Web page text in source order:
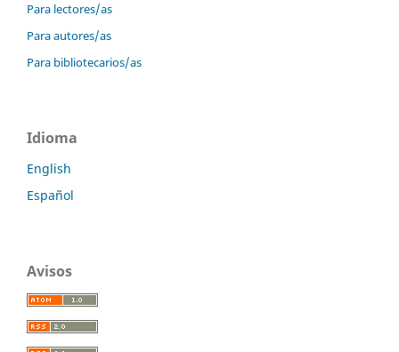
Para lectores/as
Para autores/as
Para bibliotecarios/as
Idioma
English
Español
Avisos